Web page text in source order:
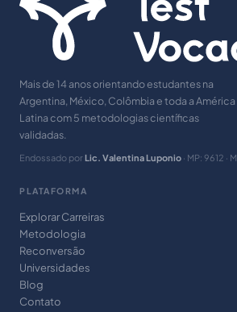
Mais de 14 anos orientando estudantes na
Argentina, México, Colômbia e toda a América
Latina com 5 metodologias científicas
validadas.
Endossado por Lic. Valentina Luponio · MP: 9612 ·
PLATAFORMA
Explorar Carreiras
Metodologia
Reconversão
Universidades
Blog
Contato